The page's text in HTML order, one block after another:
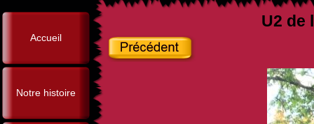
Accueil
Notre histoire
U2 de